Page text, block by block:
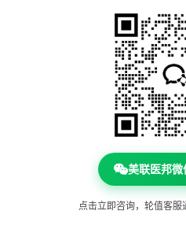
美联医邦
点击立即咨询，轮值客